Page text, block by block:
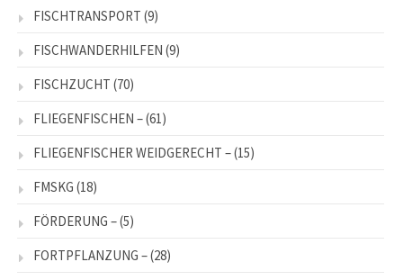
FISCHTRANSPORT (9)
FISCHWANDERHILFEN (9)
FISCHZUCHT (70)
FLIEGENFISCHEN –(61)
FLIEGENFISCHER WEIDGERECHT –(15)
FMSKG (18)
FÖRDERUNG –(5)
FORTPFLANZUNG –(28)